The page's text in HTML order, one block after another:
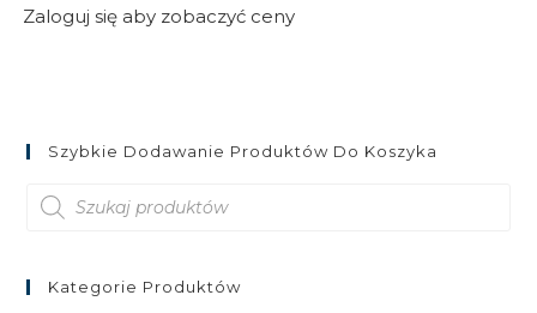
Zaloguj się aby zobaczyć ceny
Szybkie Dodawanie Produktów Do Koszyka
produktów
Kategorie Produktów